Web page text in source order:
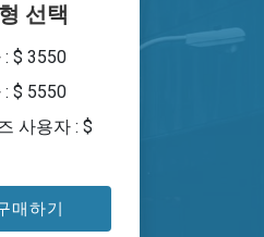
선택
: $ 3550
: $ 5550
사용자 : $
매하기